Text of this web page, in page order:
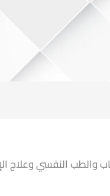
والطب النفسي وعلاج